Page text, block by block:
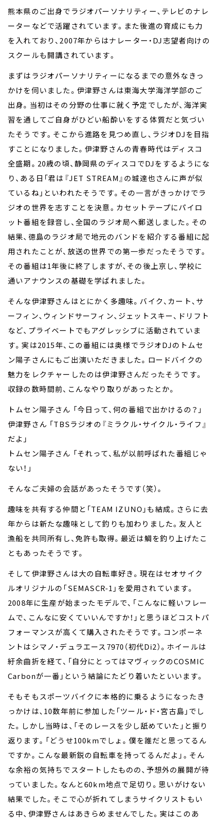
熊本県のご出身でラジオパーソナリティー、テレビのナレ
ーターなどで活躍されています。また後進の育成にも力
を入れており、2007年からはナレーター・DJ志望者向けの
スクールも開講されています。
まずはラジオパーソナリティーになるまでの意外なきっ
かけを伺いました。伊津野さんは東海大学海洋学部のご
出身。当初はその分野の仕事に就く予定でしたが、海洋実
習を通してご自身がひどい船酔いをする体質だと気づい
たそうです。そこから進路を見つめ直し、ラジオDJを目指
すことになりました。伊津野さんの青春時代はディスコ
全盛期。20歳の頃、静岡県のディスコでDJをするようにな
り、ある日「君は『JET STREAM』の城達也さんに声が似
ているね」といわれたそうです。その一言がきっかけでラ
ジオの世界を志すことを決意。カセットテープにパイロ
ット番組を録音し、全国のラジオ局へ郵送しました。その
結果、徳島のラジオ局で地元のバンドを紹介する番組に起
用されたことが、放送の世界での第一歩だったそうです。
その番組は1年後に終了しますが、その後上京し、学校に
通いアナウンスの基礎を学ばれました。
そんな伊津野さんはとにかく多趣味。バイク、カート、サ
ーフィン、ウィンドサーフィン、ジェットスキー、ドリフト
など、プライベートでもアグレッシブに活動されていま
す。実は2015年、この番組には奥様でラジオDJのトムセ
ン陽子さんにもご出演いただきました。ロードバイクの
魅力をレクチャーしたのは伊津野さんだったそうです。
収録の数時間前、こんなやり取りがあったとか。
トムセン陽子さん 「今日って、何の番組で出かけるの？」
伊津野さん 「TBSラジオの『ミラクル・サイクル・ライフ』
だよ」
トムセン陽子さん 「それって、私が以前呼ばれた番組じゃ
ない！」
そんなご夫婦の会話があったそうです（笑）。
趣味を共有する仲間と「TEAM IZUNO」も結成。さらに去
年からは新たな趣味として釣りも加わりました。友人と
漁船を共同所有し、免許も取得。最近は鯛を釣り上げたこ
ともあったそうです。
そして伊津野さんは大の自転車好き。現在はセオサイク
ルオリジナルの「SEMASCR-1」を愛用されています。
2008年に生産が始まったモデルで、「こんなに軽いフレー
ムで、こんなに安くていいんですか！」と思うほどコストパ
フォーマンスが高くて購入されたそうです。コンポーネ
ントはシマノ・デュラエース7970（初代Di2）。ホイールは
紆余曲折を経て、「自分にとってはマヴィックのCOSMIC
Carbonが一番」という結論にたどり着いたといいます。
そもそもスポーツバイクに本格的に乗るようになったき
っかけは、10数年前に参加した「ツール・ド・宮古島」でし
た。しかし当時は、「そのレースを少し舐めていた」と振り
返ります。「どうせ100kmでしょ。僕を誰だと思ってるん
ですか。こんな最新鋭の自転車を持ってるんだよ」。そん
な余裕の気持ちでスタートしたものの、予想外の展開が待
っていました。なんと60km地点で足切り。思いがけない
結果でした。そこで心が折れてしまうサイクリストもい
る中、伊津野さんはあきらめませんでした。実はこのあ